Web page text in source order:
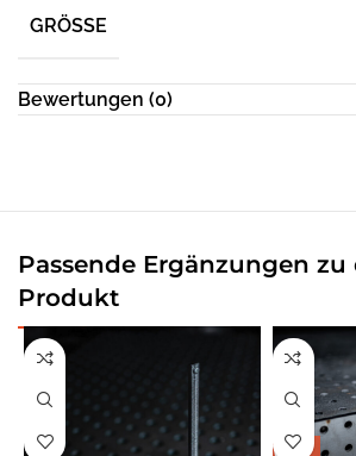
GRÖSSE
Bewertungen (0)
Passende Ergänzungen zu
Produkt